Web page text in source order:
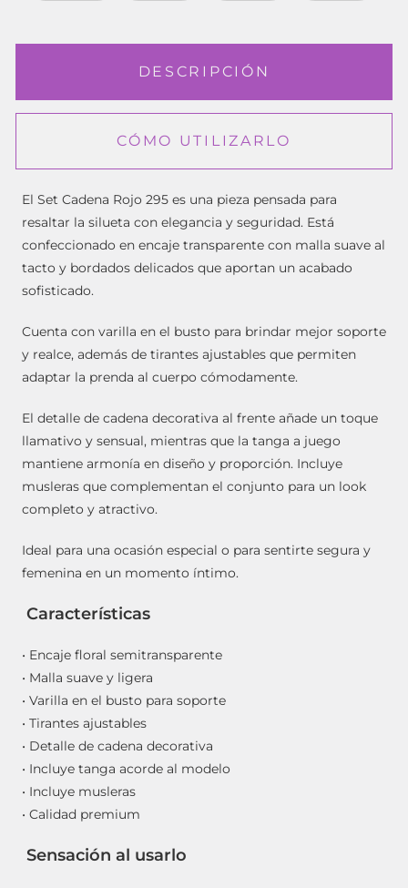
DESCRIPCIÓN
CÓMO UTILIZARLO
El Set Cadena Rojo 295 es una pieza pensada para
resaltar la silueta con elegancia y seguridad. Está
confeccionado en encaje transparente con malla suave al
tacto y bordados delicados que aportan un acabado
sofisticado.
Cuenta con varilla en el busto para brindar mejor soporte
y realce, además de tirantes ajustables que permiten
adaptar la prenda al cuerpo cómodamente.
El detalle de cadena decorativa al frente añade un toque
llamativo y sensual, mientras que la tanga a juego
mantiene armonía en diseño y proporción. Incluye
musleras que complementan el conjunto para un look
completo y atractivo.
Ideal para una ocasión especial o para sentirte segura y
femenina en un momento íntimo.
Características
• Encaje floral semitransparente
• Malla suave y ligera
• Varilla en el busto para soporte
• Tirantes ajustables
• Detalle de cadena decorativa
• Incluye tanga acorde al modelo
• Incluye musleras
• Calidad premium
Sensación al usarlo